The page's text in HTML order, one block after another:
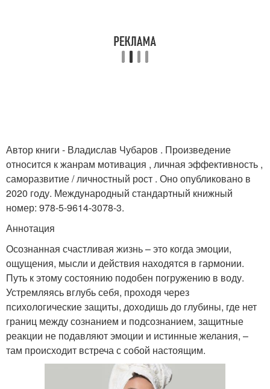
Автор книги - Владислав Чубаров . Произведение
относится к жанрам мотивация , личная эффективность ,
саморазвитие / личностный рост . Оно опубликовано в
2020 году. Международный стандартный книжный
номер: 978-5-9614-3078-3.
Аннотация
Осознанная счастливая жизнь – это когда эмоции,
ощущения, мысли и действия находятся в гармонии.
Путь к этому состоянию подобен погружению в воду.
Устремляясь вглубь себя, проходя через
психологические защиты, доходишь до глубины, где нет
границ между сознанием и подсознанием, защитные
реакции не подавляют эмоции и истинные желания, –
там происходит встреча с собой настоящим.